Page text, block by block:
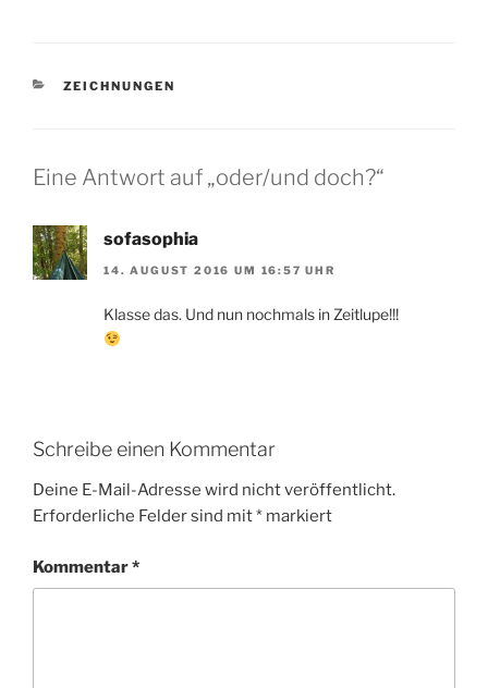
KATEGORIEN
ZEICHNUNGEN
Eine Antwort auf „oder/und doch?“
sofasophia
14. AUGUST 2016 UM 16:57 UHR
Klasse das. Und nun nochmals in Zeitlupe!!!
Schreibe einen Kommentar
Deine E-Mail-Adresse wird nicht veröffentlicht.
Erforderliche Felder sind mit* markiert
Kommentar*